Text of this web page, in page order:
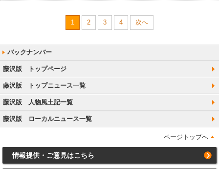
1 2 3 4 次へ
藤沢版 トップページ
藤沢版 トップニュース一覧
藤沢版 人物風土記一覧
藤沢版 ローカルニュース一覧
ページトップへ
情報提供・ご意見はこちら